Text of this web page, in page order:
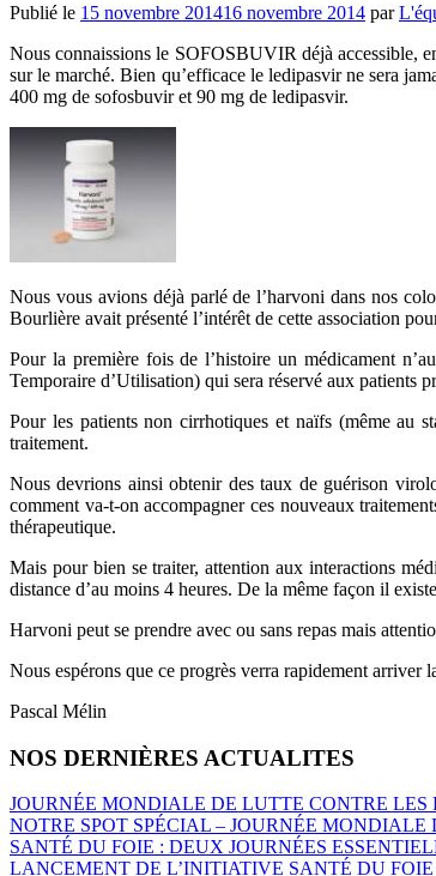
Publié le 15 novembre 201416 novembre 2014 par
Nous connaissions le SOFOSBUVIR déjà accessible,
sur le marché. Bien qu’efficace le ledipasvir ne sera
400 mg de sofosbuvir et 90 mg de ledipasvir.
Nous vous avions déjà parlé de l’harvoni dans nos
Bourlière avait présenté l’intérêt de cette association
Pour la première fois de l’histoire un médicament
Temporaire d’Utilisation) qui sera réservé aux patients
Pour les patients non cirrhotiques et naïfs (même au
traitement.
Nous devrions ainsi obtenir des taux de guérison
comment va-t-on accompagner ces nouveaux
thérapeutique.
Mais pour bien se traiter, attention aux interactions
distance d’au moins 4 heures. De la même façon il
Harvoni peut se prendre avec ou sans repas mais
Nous espérons que ce progrès verra rapidement
Pascal Mélin
NOS DERNIÈRES ACTUALITES
JOURNÉE MONDIALE DE LUTTE CONTRE LES
NOTRE SPOT SPÉCIAL – JOURNÉE
SANTÉ DU FOIE : DEUX JOURNÉES
LANCEMENT DE L’INITIATIVE SANTÉ DU